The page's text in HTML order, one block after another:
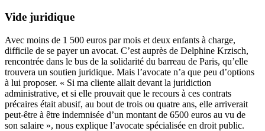
Vide juridique
Avec moins de 1 500 euros par mois et deux enfants à charge,
difficile de se payer un avocat. C’est auprès de Delphine Krzisch,
rencontrée dans le bus de la solidarité du barreau de Paris, qu’elle
trouvera un soutien juridique. Mais l’avocate n’a que peu d’options
à lui proposer. « Si ma cliente allait devant la juridiction
administrative, et si elle prouvait que le recours à ces contrats
précaires était abusif, au bout de trois ou quatre ans, elle arriverait
peut-être à être indemnisée d’un montant de 6500 euros au vu de
son salaire », nous explique l’avocate spécialisée en droit public.